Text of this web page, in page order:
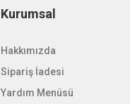
Kurumsal
Hakkımızda
Sipariş İadesi
Yardım Menüsü